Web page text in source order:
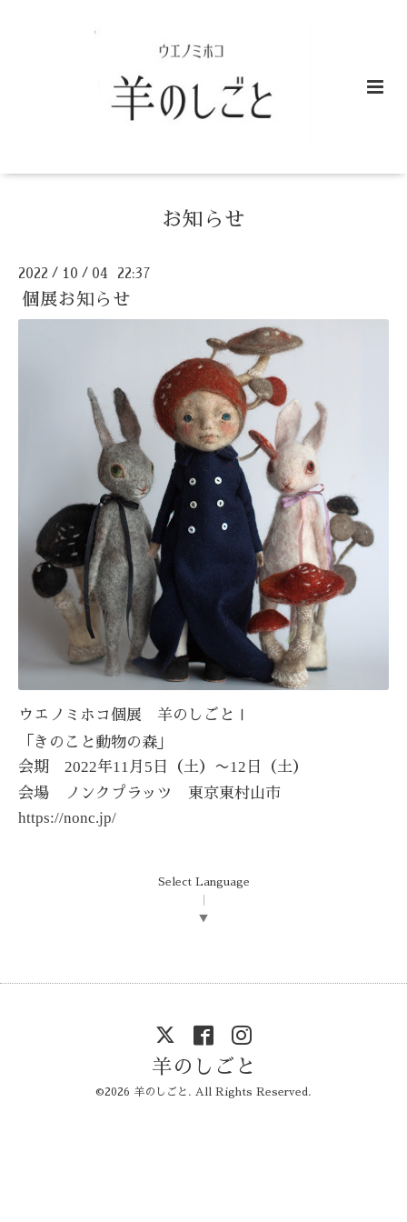
お知らせ
2022 / 10 / 04 22:37
個展お知らせ
ウエノミホコ個展 羊のしごと
「きのこと動物の森」
会期 2022年11 月 5 日（土）〜12 日（土）
会場 ノンクプラッツ 東京東村山市
https://nonc.jp/
Select Language
▼
羊のしごと
©2026 羊のしごと . All Rights Reserved.